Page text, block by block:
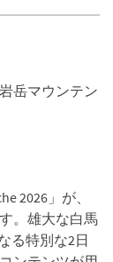
岳マウンテン
2026」が、
。雄大な白馬
る特別な2日